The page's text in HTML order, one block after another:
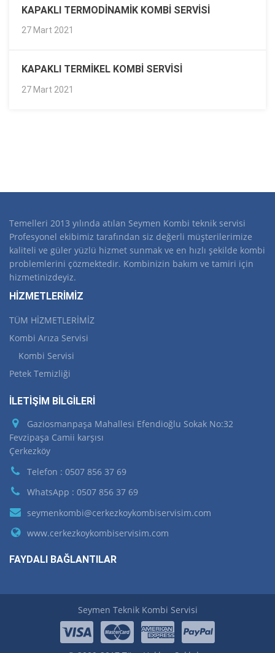
KAPAKLI TERMODINAMIK KOMBI SERVISI
27 Mart 2021
KAPAKLI TERMIKEL KOMBI SERVISI
27 Mart 2021
Temelleri 2013 yılında atılan Seymen Kombi teknik servisi
Profesyonel ekibimiz tarafından siz değerli müşterilerimize
kaliteli ve güler yüzlü hizmet sunmak ve en hızlı şekilde kombi
problemlerini çözmektedir. Kombinizin bakım ve tamiri için
hizmetinizdeyiz.
HİZMETLERİMİZ
TÜM HİZMETLERİMİZ
Kombi Arıza Servisi
Kombi Servisi
Petek Temizliği
İLETİŞİM BİLGİLERİ
Gaziosmanpaşa Mahallesi Efendioğlu Sokak No:32
Fevzipaşa Camii karşısı
Çerkezköy
Telefon : 0507 856 37 69
WhatsApp : 0507 856 37 69
seymenkombi@cerkezkoykombiservisim.com
www.cerkezkoykombiservisim.com
FAYDALI BAĞLANTILAR
Seymen Teknik Kombi Servisi